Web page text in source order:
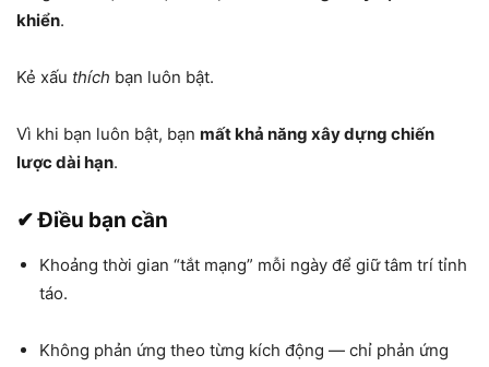
khiển.
Kẻ xấu thích bạn luôn bật.
Vì khi bạn luôn bật, bạn mất khả năng xây dựng chiến
lược dài hạn.
✔ Điều bạn cần
Khoảng thời gian “tắt mạng” mỗi ngày để giữ tâm trí tỉnh
táo.
Không phản ứng theo từng kích động — chỉ phản ứng